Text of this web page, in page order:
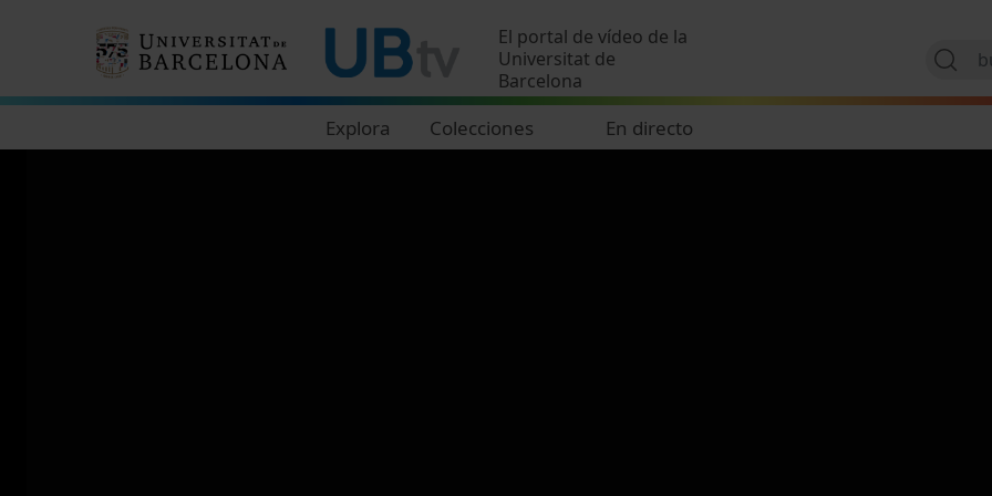
El portal de vídeo de la
Universitat de
Barcelona
Explora Colecciones En directo